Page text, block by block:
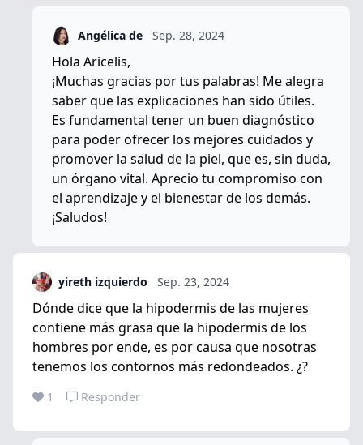
Angélica de Sep. 28, 2024
Hola Aricelis,
¡Muchas gracias por tus palabras! Me alegra
saber que las explicaciones han sido útiles.
Es fundamental tener un buen diagnóstico
para poder ofrecer los mejores cuidados y
promover la salud de la piel, que es, sin duda,
un órgano vital. Aprecio tu compromiso con
el aprendizaje y el bienestar de los demás.
¡Saludos!
yireth izquierdo Sep. 23, 2024
Dónde dice que la hipodermis de las mujeres
contiene más grasa que la hipodermis de los
hombres por ende, es por causa que nosotras
tenemos los contornos más redondeados. ¿?
1 Responder